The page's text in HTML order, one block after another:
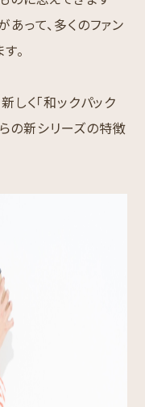
って、多くのファン
。
しく「和ックパック
の新シリーズの特徴